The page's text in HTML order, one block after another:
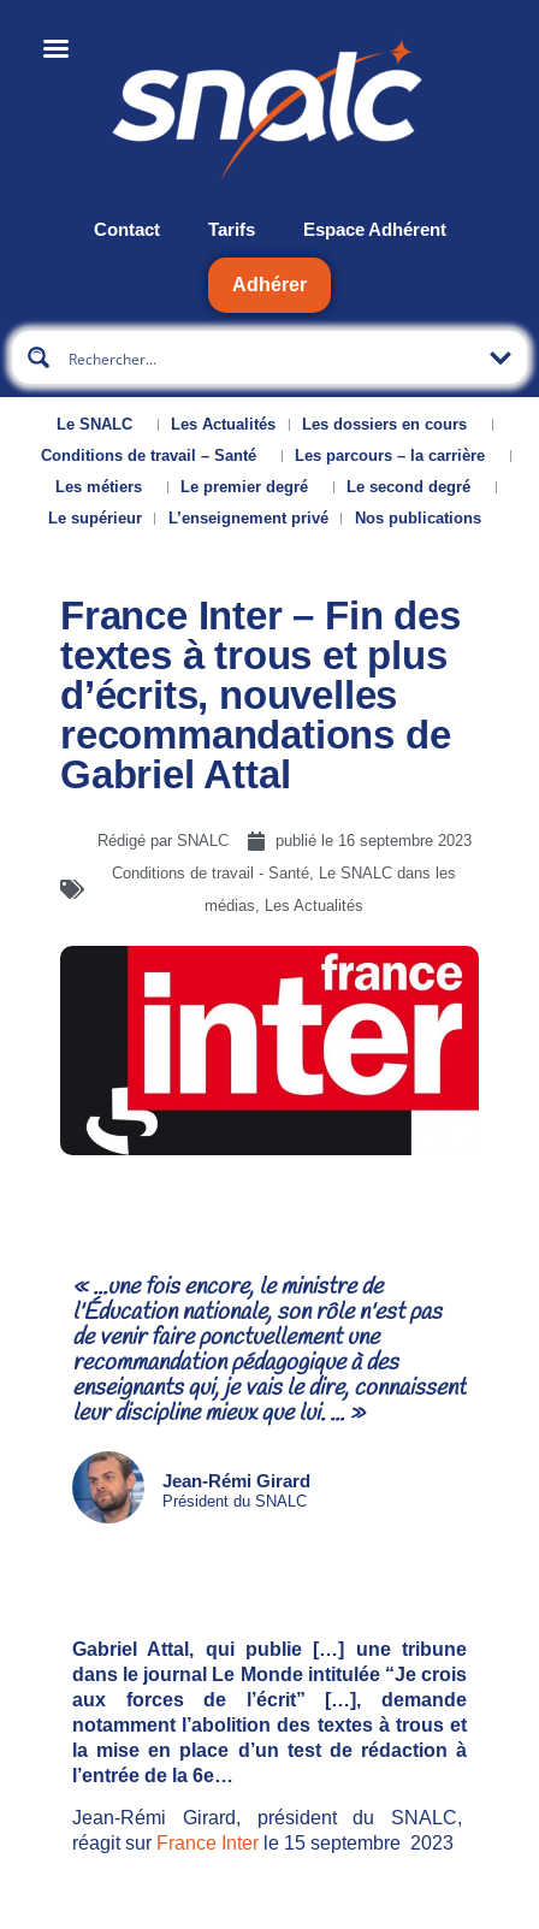
Contact Tarifs Espace Adhérent
Adhérer
Le SNALC Les Actualités
Les dossiers en cours
Conditions de travail – Santé
Les parcours – la carrière
Les métiers
Le premier degré
Le second degré
Le supérieur
L’enseignement privé Nos publications
France Inter – Fin des
textes à trous et plus
d’écrits, nouvelles
recommandations de
Gabriel Attal
Rédigé par SNALC publié le 16 septembre 2023
Conditions de travail - Santé, Le SNALC dans les
médias, Les Actualités
« ...une fois encore, le ministre de
l'Éducation nationale, son rôle n'est pas
de venir faire ponctuellement une
recommandation pédagogique à des
enseignants qui, je vais le dire, connaissent
leur discipline mieux que lui. ... »
Jean-Rémi Girard
Président du SNALC
Gabriel Attal, qui publie […] une tribune
dans le journal Le Monde intitulée “Je crois
aux forces de l’écrit” […], demande
notamment l’abolition des textes à trous et
la mise en place d’un test de rédaction à
l’entrée de la 6e…
Jean-Rémi Girard, président du SNALC,
réagit sur France Inter le 15 septembre 2023